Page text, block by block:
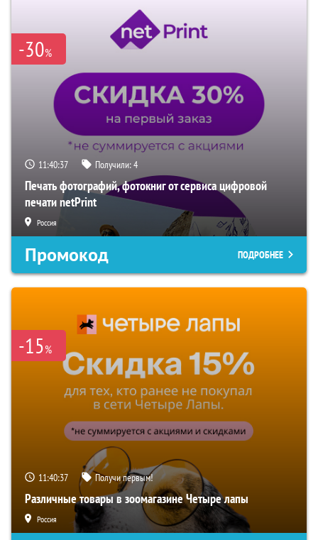
-30%
11:40:36 Получили:4
Печать фотографий, фотокниг от сервиса цифровой
печати netPrint
Россия
Промокод ПОДРОБНЕЕ
-15%
11:40:36 Получи первым!
Различные товары в зоомагазине Четыре лапы
Россия